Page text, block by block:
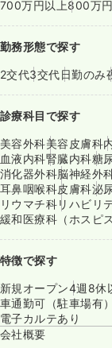
700万円以上800万
勤務形態で探す
2交代3交代日勤のみ
診療科目で探す
美容外科美容皮膚科
血液内科腎臓内科糖
消化器外科脳神経外
耳鼻咽喉科皮膚科泌
リウマチ科リハビリ
緩和医療科（ホスピス
特徴で探す
新規オープン4週8休
車通勤可（駐車場有）
電子カルテあり
会社概要